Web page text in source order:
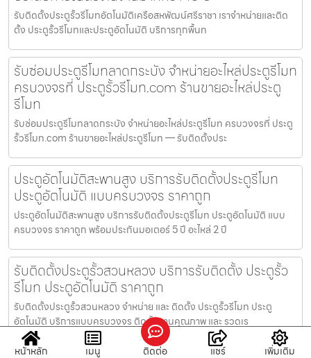
รับติดตั้งประตูรั้วรีโมทอัตโนมัติเครือสหพัฒน์ศรีราชา เราจำหน่ายและติด
ตั้ง ประตูรั้วรีโมทและประตูอัตโนมัติ บริการทุกพื้นท
รับซ่อมประตูรีโมทลาดกระบัง จำหน่ายอะไหล่ประตูรีโมท
ครบวงจรที่ ประตูรั้วรีโมท.com ร้านขายอะไหล่ประตู
รีโมท
รับซ่อมประตูรีโมทลาดกระบัง จำหน่ายอะไหล่ประตูรีโมท ครบวงจรที่ ประตู
รั้วรีโมท.com ร้านขายอะไหล่ประตูรีโมท — รับติดตั้งประ
ประตูอัตโนมัติสะพานสูง บริการรับติดตั้งประตูรีโมท
ประตูอัตโนมัติ แบบครบวงจร ราคาถูก
ประตูอัตโนมัติสะพานสูง บริการรับติดตั้งประตูรีโมท ประตูอัตโนมัติ แบบ
ครบวงจร ราคาถูก พร้อมประกันมอเตอร์ 5 ปี อะไหล่ 2 ปี
รับติดตั้งประตูรั้วสวนหลวง บริการรับติดตั้ง ประตูรั้ว
รีโมท ประตูอัตโนมัติ ราคาถูก
รับติดตั้งประตูรั้วสวนหลวง จำหน่าย และ ติดตั้ง ประตูรั้วรีโมท ประตู
อัตโนมัติ บริการแบบครบวงจร ติดตั้งงานคุณภาพ และ รวดเร
หน้าหลัก เมนู ติดต่อ แชร์ เพิ่มเติม